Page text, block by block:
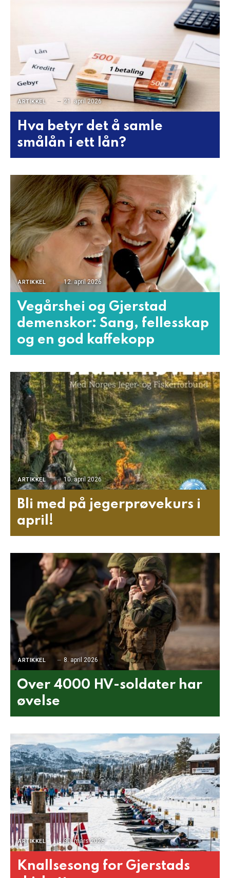
ARTIKKEL 21. april 2026
Hva betyr det å samle
smålån i ett lån?
ARTIKKEL 12. april 2026
Vegårshei og Gjerstad
demenskor: Sang, fellesskap
og en god kaffekopp
ARTIKKEL 10. april 2026
Bli med på jegerprøvekurs i
april!
ARTIKKEL 8. april 2026
Over 4000 HV-soldater har
øvelse
ARTIKKEL 30. mars 2026
Knallsesong for Gjerstads